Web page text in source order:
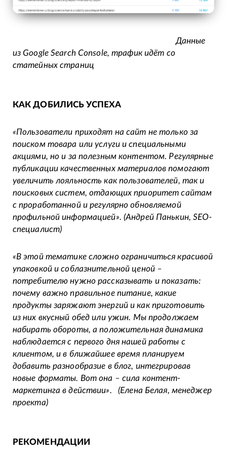
Данные
из Google Search Console, трафик идёт со
статейных страниц
КАК ДОБИЛИСЬ УСПЕХА
«Пользователи приходят на сайт не только за
поиском товара или услуги и специальными
акциями, но и за полезным контентом. Регулярные
публикации качественных материалов помогают
увеличить лояльность как пользователей, так и
поисковых систем, отдающих приоритет сайтам
с проработанной и регулярно обновляемой
профильной информацией». (Андрей Панькин, SEO-
специалист)
«В этой тематике сложно ограничиться красивой
упаковкой и соблазнительной ценой –
потребителю нужно рассказывать и показать:
почему важно правильное питание, какие
продукты заряжают энергий и как приготовить
из них вкусный обед или ужин. Мы продолжаем
набирать обороты, а положительная динамика
наблюдается с первого дня нашей работы с
клиентом, и в ближайшее время планируем
добавить разнообразие в блог, интегрировав
новые форматы. Вот она – сила контент-
маркетинга в действии».
(Елена Белая, менеджер
проекта)
РЕКОМЕНДАЦИИ